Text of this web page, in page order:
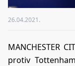
26.04.2021.
MANCHESTER
protiv